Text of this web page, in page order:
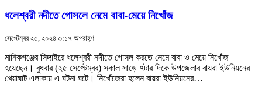
ধলেশ্বরী নদীতে গোসলে নেমে বাবা-মেয়ে নিখোঁজ
সেপ্টেম্বর ২৫, ২০২৪ ৩:১৭ অপরাহ্ণ
মানিকগঞ্জের সিঙ্গাইরে ধলেশ্বরী নদীতে গোসল করতে নেমে বাবা ও মেয়ে নিখোঁজ
হয়েছেন। বুধবার (২৫ সেপ্টেম্বর) সকাল সাড়ে ৭টার দিকে উপজেলার বায়রা ইউনিয়নের
খেয়াঘাট এলাকায় এ ঘটনা ঘটে। নিখোঁজেরা হলেন বায়রা ইউনিয়নের…